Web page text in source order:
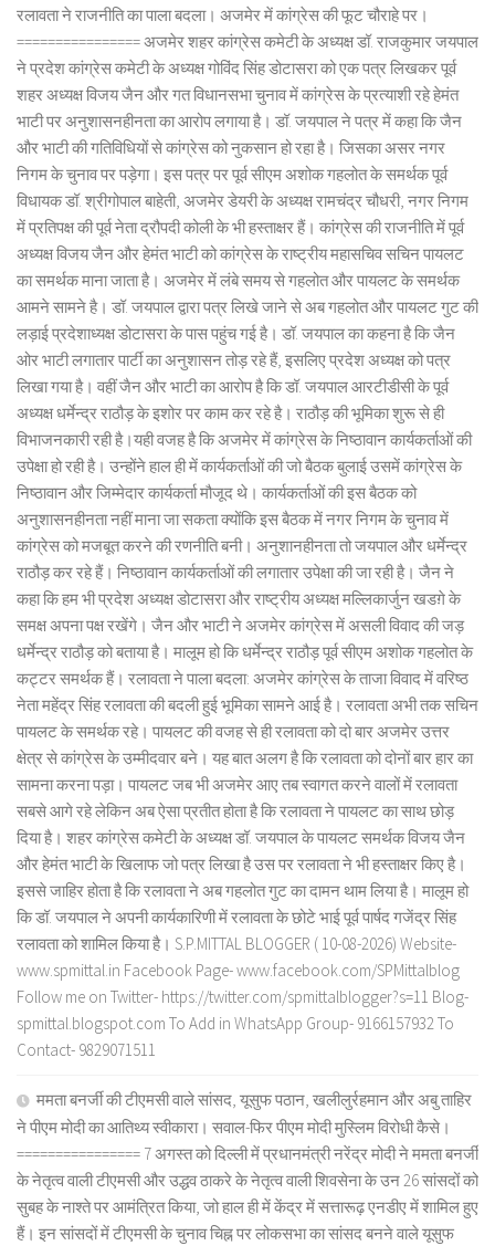
रलावता ने राजनीति का पाला बदला। अजमेर में कांग्रेस की फूट चौराहे पर।
================ अजमेर शहर कांग्रेस कमेटी के अध्यक्ष डॉ. राजकुमार जयपाल
ने प्रदेश कांग्रेस कमेटी के अध्यक्ष गोविंद सिंह डोटासरा को एक पत्र लिखकर पूर्व
शहर अध्यक्ष विजय जैन और गत विधानसभा चुनाव में कांग्रेस के प्रत्याशी रहे हेमंत
भाटी पर अनुशासनहीनता का आरोप लगाया है। डॉ. जयपाल ने पत्र में कहा कि जैन
और भाटी की गतिविधियों से कांग्रेस को नुकसान हो रहा है। जिसका असर नगर
निगम के चुनाव पर पड़ेगा। इस पत्र पर पूर्व सीएम अशोक गहलोत के समर्थक पूर्व
विधायक डॉ. श्रीगोपाल बाहेती, अजमेर डेयरी के अध्यक्ष रामचंद्र चौधरी, नगर निगम
में प्रतिपक्ष की पूर्व नेता द्रौपदी कोली के भी हस्ताक्षर हैं। कांग्रेस की राजनीति में पूर्व
अध्यक्ष विजय जैन और हेमंत भाटी को कांग्रेस के राष्ट्रीय महासचिव सचिन पायलट
का समर्थक माना जाता है। अजमेर में लंबे समय से गहलोत और पायलट के समर्थक
आमने सामने है। डॉ. जयपाल द्वारा पत्र लिखे जाने से अब गहलोत और पायलट गुट की
लड़ाई प्रदेशाध्यक्ष डोटासरा के पास पहुंच गई है। डॉ. जयपाल का कहना है कि जैन
ओर भाटी लगातार पार्टी का अनुशासन तोड़ रहे हैं, इसलिए प्रदेश अध्यक्ष को पत्र
लिखा गया है। वहीं जैन और भाटी का आरोप है कि डॉ. जयपाल आरटीडीसी के पूर्व
अध्यक्ष धर्मेन्द्र राठौड़ के इशोर पर काम कर रहे है। राठौड़ की भूमिका शुरू से ही
विभाजनकारी रही है।यही वजह है कि अजमेर में कांग्रेस के निष्ठावान कार्यकर्ताओं की
उपेक्षा हो रही है। उन्होंने हाल ही में कार्यकर्ताओं की जो बैठक बुलाई उसमें कांग्रेस के
निष्ठावान और जिम्मेदार कार्यकर्ता मौजूद थे। कार्यकर्ताओं की इस बैठक को
अनुशासनहीनता नहीं माना जा सकता क्योंकि इस बैठक में नगर निगम के चुनाव में
कांग्रेस को मजबूत करने की रणनीति बनी। अनुशानहीनता तो जयपाल और धर्मेन्द्र
राठौड़ कर रहे हैं। निष्ठावान कार्यकर्ताओं की लगातार उपेक्षा की जा रही है। जैन ने
कहा कि हम भी प्रदेश अध्यक्ष डोटासरा और राष्ट्रीय अध्यक्ष मल्लिकार्जुन खडग़े के
समक्ष अपना पक्ष रखेंगे। जैन और भाटी ने अजमेर कांग्रेस में असली विवाद की जड़
धर्मेन्द्र राठौड़ को बताया है। मालूम हो कि धर्मेन्द्र राठौड़ पूर्व सीएम अशोक गहलोत के
कट्टर समर्थक हैं। रलावता ने पाला बदला: अजमेर कांग्रेस के ताजा विवाद में वरिष्ठ
नेता महेंद्र सिंह रलावता की बदली हुई भूमिका सामने आई है। रलावता अभी तक सचिन
पायलट के समर्थक रहे। पायलट की वजह से ही रलावता को दो बार अजमेर उत्तर
क्षेत्र से कांग्रेस के उम्मीदवार बने। यह बात अलग है कि रलावता को दोनों बार हार का
सामना करना पड़ा। पायलट जब भी अजमेर आए तब स्वागत करने वालों में रलावता
सबसे आगे रहे लेकिन अब ऐसा प्रतीत होता है कि रलावता ने पायलट का साथ छोड़
दिया है। शहर कांग्रेस कमेटी के अध्यक्ष डॉ. जयपाल के पायलट समर्थक विजय जैन
और हेमंत भाटी के खिलाफ जो पत्र लिखा है उस पर रलावता ने भी हस्ताक्षर किए है।
इससे जाहिर होता है कि रलावता ने अब गहलोत गुट का दामन थाम लिया है। मालूम हो
कि डॉ. जयपाल ने अपनी कार्यकारिणी में रलावता के छोटे भाई पूर्व पार्षद गजेंद्र सिंह
रलावता को शामिल किया है। S.P.MITTAL BLOGGER ( 10-08-2026) Website-
www.spmittal.in Facebook Page- www.facebook.com/SPMittalblog
Follow me on Twitter- https://twitter.com/spmittalblogger?s=11 Blog-
spmittal.blogspot.com To Add in WhatsApp Group- 9166157932 To
Contact- 9829071511
ममता बनर्जी की टीएमसी वाले सांसद, यूसुफ पठान, खलीलुर्रहमान और अबु ताहिर
ने पीएम मोदी का आतिथ्य स्वीकारा। सवाल-फिर पीएम मोदी मुस्लिम विरोधी कैसे।
================ 7 अगस्त को दिल्ली में प्रधानमंत्री नरेंद्र मोदी ने ममता बनर्जी
के नेतृत्व वाली टीएमसी और उद्धव ठाकरे के नेतृत्व वाली शिवसेना के उन 26 सांसदों को
सुबह के नाश्ते पर आमंत्रित किया, जो हाल ही में केंद्र में सत्तारूढ़ एनडीए में शामिल हुए
हैं। इन सांसदों में टीएमसी के चुनाव चिह्न पर लोकसभा का सांसद बनने वाले यूसुफ